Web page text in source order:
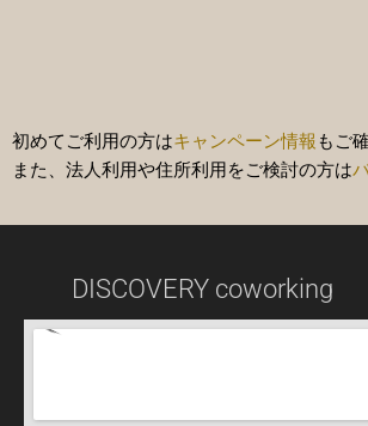
初めてご利用の方はキャンペーン情報 もご
また、法人利用や住所利用をご検討の方は
DISCOVERY coworking